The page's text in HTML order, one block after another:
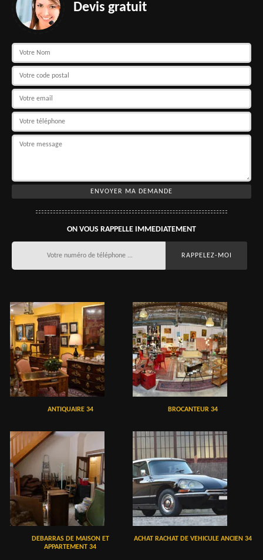
Devis gratuit
ON VOUS RAPPELLE IMMEDIATEMENT
ANTIQUAIRE 34 BROCANTEUR 34
DEBARRAS DE MAISON ET
APPARTEMENT 34
ACHAT RACHAT DE VEHICULE ANCIEN 34